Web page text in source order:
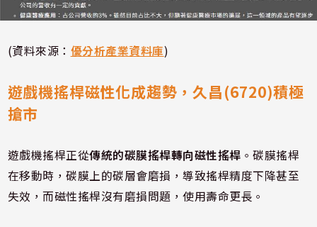
(資料來源： 優分析產業資料庫)
遊戲機搖桿磁性化成趨勢，久昌(6720)積極
搶市
遊戲機搖桿正從傳統的碳膜搖桿轉向磁性搖桿 。碳膜搖桿
在移動時，碳膜上的碳層會磨損，導致搖桿精度下降甚至
失效，而磁性搖桿沒有磨損問題，使用壽命更長。